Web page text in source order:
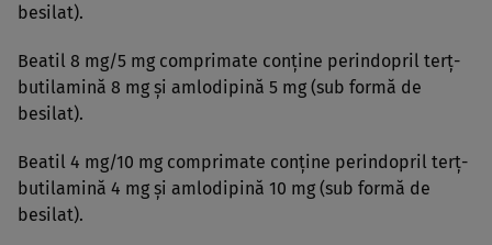
besilat).
Beatil 8 mg/5 mg comprimate conţine perindopril terţ-
butilamină 8 mg şi amlodipină 5 mg (sub formă de
besilat).
Beatil 4 mg/10 mg comprimate conţine perindopril terţ-
butilamină 4 mg şi amlodipină 10 mg (sub formă de
besilat).